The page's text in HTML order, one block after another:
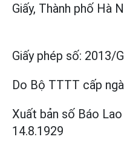
Giấy, Thành phố Hà
Giấy phép số: 2013/
Do Bộ TTTT cấp
Xuất bản số Báo
14.8.1929